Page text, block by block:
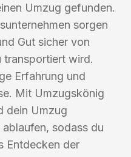
Umzug gefunden.
sorgen
Gut sicher von
transportiert wird.
Erfahrung und
Mit Umzugskönig
dein Umzug
sodass du
Entdecken der